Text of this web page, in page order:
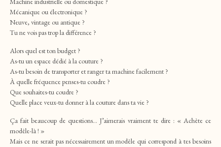
Mécanique ou électronique ?
Neuve, vintage ou antique ?
Tu ne vois pas trop la différence ?
Alors quel est ton budget ?
As-tu un espace dédié à la couture ?
As-tu besoin de transporter et ranger ta machine facilement ?
À quelle fréquence penses-tu coudre ?
Que souhaites-tu coudre ?
Quelle place veux-tu donner à la couture dans ta vie ?
Ça fait beaucoup de questions… J’aimerais vraiment te dire : « Achète ce
modèle-là ! »
Mais ce ne serait pas nécessairement un modèle qui correspond à tes besoins